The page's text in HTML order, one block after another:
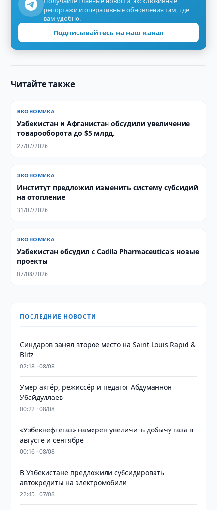
репортажи и оперативные обновления там, где
вам удобно.
Подписывайтесь на наш канал
Читайте также
ЭКОНОМИКА
Узбекистан и Афганистан обсудили увеличение
товарооборота до $5 млрд.
27/07/2026
ЭКОНОМИКА
Институт предложил изменить систему субсидий
на отопление
31/07/2026
ЭКОНОМИКА
Узбекистан обсудил с Cadila Pharmaceuticals новые
проекты
07/08/2026
ПОСЛЕДНИЕ НОВОСТИ
Синдаров занял второе место на Saint Louis Rapid &
Blitz
02:18 · 08/08
Умер актёр, режиссёр и педагог Абдуманнон
Убайдуллаев
00:22 · 08/08
«Узбекнефтегаз» намерен увеличить добычу газа в
августе и сентябре
00:16 · 08/08
В Узбекистане предложили субсидировать
автокредиты на электромобили
22:45 · 07/08